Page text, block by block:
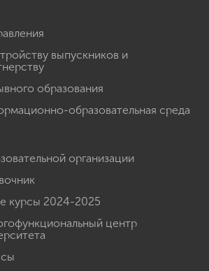
выпускников и
образования
образовательная среда
организации
курсы 2024-2025
центр